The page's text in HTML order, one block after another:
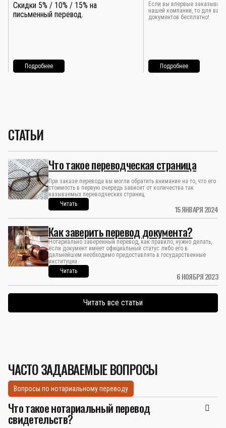
Скидки 5% / 10% / 15% на
письменный перевод.
Подробнее
Если вы впервые
нашей компании, то для вас
документов бесплатно!
Подробнее
СТАТЬИ
15 ЯНВАРЯ 2024
Что такое переводческая страница
При заказе перевода вы могли обратить внимание на то, что его
стоимость в первую очередь зависит от количества так
называемых переводческих страниц.
Читать
6 НОЯБРЯ 2023
Как заверить перевод документа?
Нотариально заверенный перевод, как правило, нужно делать,
если документ имеет официальный статус либо его в
дальнейшем необходимо предоставлять в государственные
институции.
Читать
Читать все статьи
ЧАСТО ЗАДАВАЕМЫЕ ВОПРОСЫ
Вопросы по нотариальному переводу
Что такое нотариальный перевод
свидетельств?